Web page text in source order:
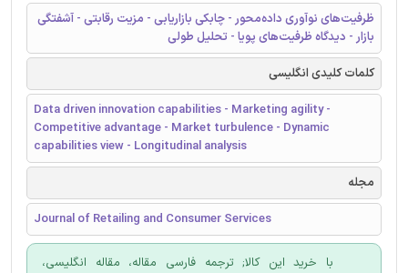
ظرفیت‌های نوآوری داده‌محور - چابکی بازاریابی - مزیت رقابتی - آشفتگی
بازار - دیدگاه ظرفیت‌های پویا - تحلیل طولی
کلمات کلیدی انگلیسی
Data driven innovation capabilities - Marketing agility -
Competitive advantage - Market turbulence - Dynamic
capabilities view - Longitudinal analysis
مجله
Journal of Retailing and Consumer Services
با خرید این کالا; ترجمه فارسی مقاله، مقاله انگلیسی،